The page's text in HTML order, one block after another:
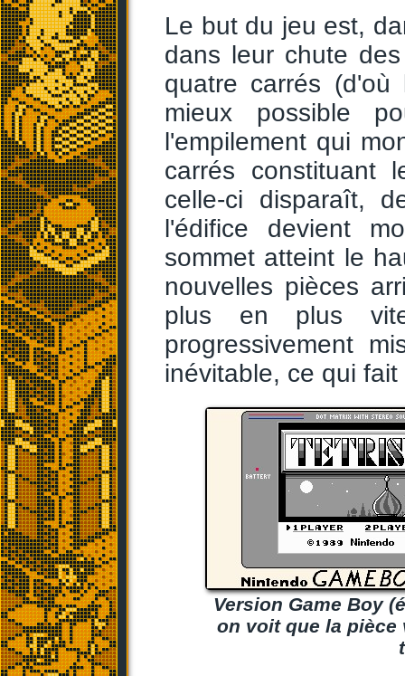
Le but du jeu est,
dans leur chute
quatre carrés
mieux possible
l'empilement qui
carrés constituant
celle-ci disparaît,
l'édifice devient
sommet atteint le
nouvelles pièces
plus en plus
progressivement
inévitable, ce qui
Version Game Boy
on voit que la pièce